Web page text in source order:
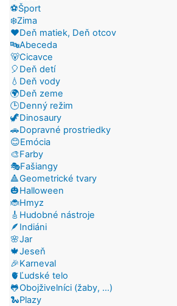
⚽Šport
❄️Zima
❤️Deň matiek, Deň otcov
🔤Abeceda
🐻Cicavce
🎈Deň detí
💧Deň vody
🌍Deň zeme
🕒Denný režim
🦖Dinosaury
🚗Dopravné prostriedky
😊Emócia
🎨Farby
🎭Fašiangy
🔺Geometrické tvary
🎃Halloween
🐞Hmyz
🎸Hudobné nástroje
🪶Indiáni
🌸Jar
🍁Jeseň
🎉Karneval
🫀Ľudské telo
🐸Obojživelníci (žaby, ...)
🐍Plazy